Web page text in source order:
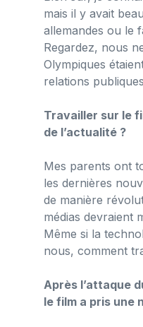
mais il y avait
allemandes ou le
Regardez, nous
Olympiques
relations
Travailler sur le
de l’actualité ?
Mes parents ont
les dernières
de manière
médias devraient
Même si la
nous, comment
Après l’attaque
le film a pris une